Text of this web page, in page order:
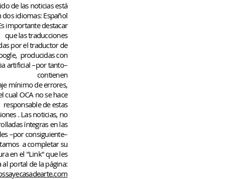
de las noticias está
dos idiomas: Español
importante destacar
que las traducciones
por el traductor de
producidas con
artificial –por tanto–
contienen
mínimode errores,
cual OCA no se hace
responsable de estas
. Las noticias, no
íntegras en las
–por consiguiente–
a completar su
en el "Link" que les
portal de la página: